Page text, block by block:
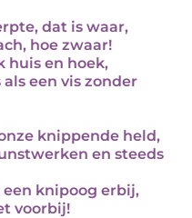
dat is waar,
hoe zwaar!
huis en hoek,
een vis zonder
knippende held,
en steeds
knipoog erbij,
voorbij!